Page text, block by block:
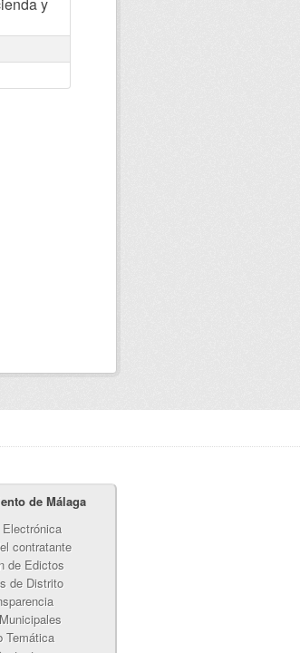
de Málaga
contratante
de Edictos
de Distrito
Temática